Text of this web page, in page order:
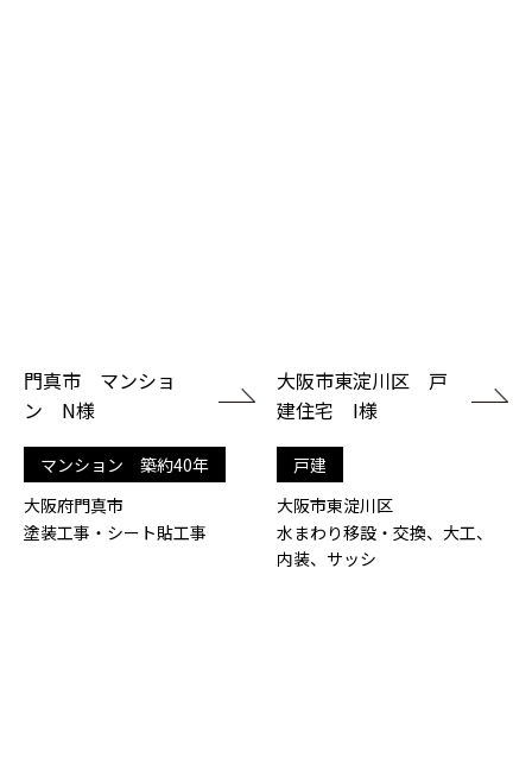
門真市 マンショ
ン N様
マンション 築約40年
大阪府門真市
塗装工事・シート貼工事
大阪市東淀川区 戸
建住宅 I様
戸建
大阪市東淀川区
水まわり移設・交換、大工、
内装、サッシ